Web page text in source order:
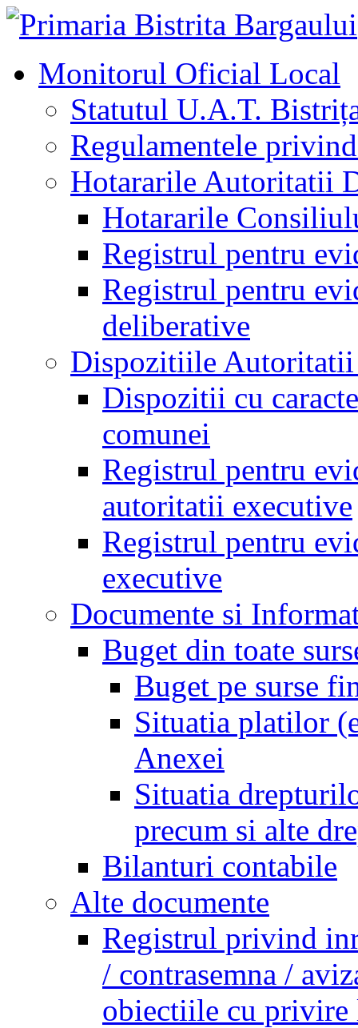
Monitorul Oficial Local
Statutul U.A.T.
Regulamentele
Hotararile Autoritatii
Hotararile
Registrul pentru
Registrul pentru
deliberative
Dispozitiile
Dispozitii cu
comunei
Registrul pentru
autoritatii executive
Registrul pentru
executive
Documente si
Buget din toate
Buget pe surse
Situatia platilor
Anexei
Situatia
precum si alte
Bilanturi contabile
Alte documente
Registrul privind
/ contrasemna /
obiectiile cu privire